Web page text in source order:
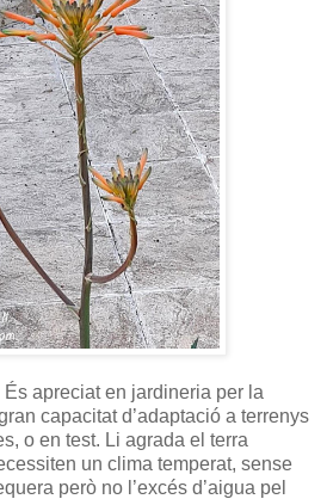
És apreciat en jardineria per la
capacitat d’adaptació a terrenys
o en test. Li agrada el terra
un clima temperat, sense
però no l’excés d’aigua pel